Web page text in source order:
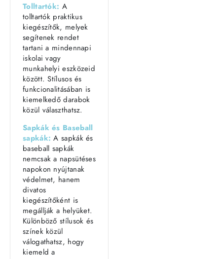
Tolltartók: A
tolltartók praktikus
kiegészítők, melyek
segítenek rendet
tartani a mindennapi
iskolai vagy
munkahelyi eszközeid
között. Stílusos és
funkcionalitásában is
kiemelkedő darabok
közül választhatsz.
Sapkák és Baseball
sapkák: A sapkák és
baseball sapkák
nemcsak a napsütéses
napokon nyújtanak
védelmet, hanem
divatos
kiegészítőként is
megállják a helyüket.
Különböző stílusok és
színek közül
válogathatsz, hogy
kiemeld a